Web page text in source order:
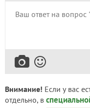
Внимание! Если у вас
отдельно, в